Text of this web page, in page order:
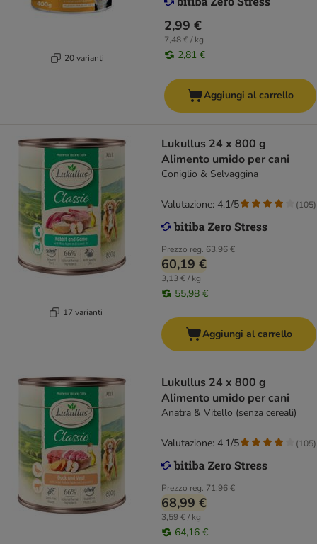
20 varianti
2,99 €
7,48 € / kg
2,81 €
Aggiungi al carrello
17 varianti
Lukullus 24 x 800 g
Alimento umido per cani
Coniglio & Selvaggina
Prezzo reg. 63,96 €
60,19 €
3,13 € / kg
55,98 €
Valutazione: 4.1/5 (105)
Aggiungi al carrello
Lukullus 24 x 800 g
Alimento umido per cani
Anatra & Vitello (senza cereali)
Prezzo reg. 71,96 €
68,99 €
3,59 € / kg
64,16 €
Valutazione: 4.1/5 (105)